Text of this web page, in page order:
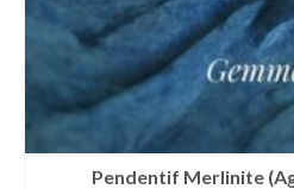
Pendentif Merlinite